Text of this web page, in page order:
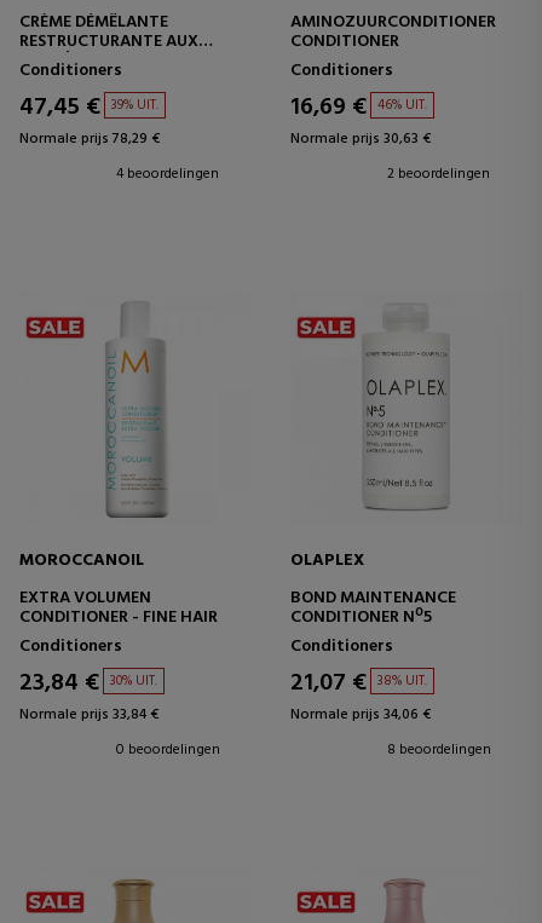
CRÈME DÉMÊLANTE
RESTRUCTURANTE AUX
PROTÉINES DE COTON
Conditioners
47,45 € 39% UIT.
Normale prijs 78,29 €
4 beoordelingen
AMINOZUURCONDITIONER
CONDITIONER
Conditioners
16,69 € 46% UIT.
Normale prijs 30,63 €
2 beoordelingen
MOROCCANOIL
EXTRA VOLUMEN
CONDITIONER - FINE HAIR
Conditioners
23,84 € 30% UIT.
Normale prijs 33,84 €
0 beoordelingen
OLAPLEX
BOND MAINTENANCE
CONDITIONER Nº5
Conditioners
21,07 € 38% UIT.
Normale prijs 34,06 €
8 beoordelingen